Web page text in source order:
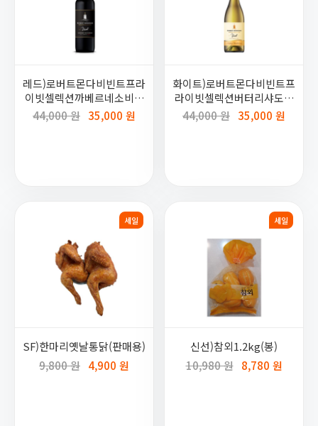
레드)로버트몬다비빈트프라
이빗셀렉션까베르네소비뇽
750ml(비비노)
44,000 원 35,000 원
화이트)로버트몬다비빈트프
라이빗셀렉션버터리샤도네
이750ml(비비노)
44,000 원 35,000 원
세일
SF)한마리옛날통닭(판매용)
9,800 원 4,900 원
세일
신선)참외1.2kg(봉)
10,980 원 8,780 원